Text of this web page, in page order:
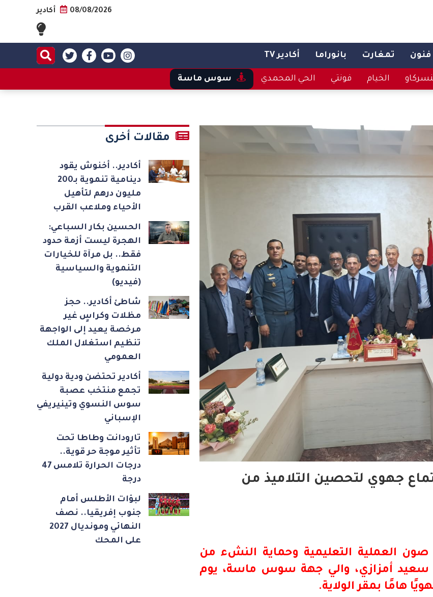
08/08/2026 أكادير
فنون تمغارت بانوراما أكادير TV
الخيام فونتي الحي المحمدي سوس ماسة
جهوي لتحصين التلاميذ من
العملية التعليمية وحماية النشء من
سعيد أمزازي، والي جهة سوس ماسة، يوم
مقالات أخرى
أكادير.. أخنوش يقود
دينامية تنموية بـ200
مليون درهم لتأهيل
الأحياء وملاعب القرب
الحسين بكار السباعي:
الهجرة ليست أزمة حدود
فقط.. بل مرآة للخيارات
التنموية والسياسية
(فيديو)
شاطئ أكادير.. حجز
مظلات وكراسٍ غير
مرخصة يعيد إلى الواجهة
تنظيم استغلال الملك
العمومي
أكادير تحتضن ودية دولية
تجمع منتخب عصبة
سوس النسوي وتينيريفي
الإسباني
تارودانت وطاطا تحت
تأثير موجة حر قوية..
درجات الحرارة تلامس 47
درجة
لبؤات الأطلس أمام
جنوب إفريقيا.. نصف
النهائي ومونديال 2027
على المحك